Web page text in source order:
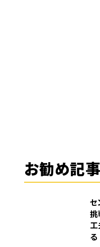
お勧め記事
セ
挑
工
る